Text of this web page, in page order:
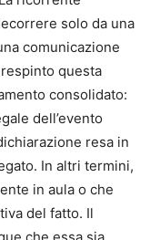
solo da una
comunicazione
questa
consolidato:
dell’evento
resa in
In altri termini,
in aula o che
del fatto. Il